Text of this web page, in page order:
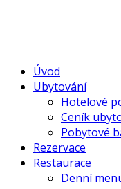
Úvod
Ubytování
Hotelové
Ceník
Pobytové
Rezervace
Restaurace
Denní